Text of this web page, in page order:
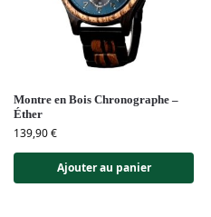
Montre en Bois Chronographe –
Éther
139,90€
Ajouter au panier